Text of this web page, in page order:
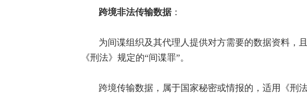
跨境非法传输数据：
为间谍组织及其代理人提供对方需要的数据资料，
《刑法》规定的“间谍罪”。
跨境传输数据，属于国家秘密或情报的，适用《刑